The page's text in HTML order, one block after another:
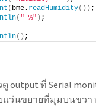
( bme. readHumidity()) ;
( " %" ) ;
() ;
output ที่ Serial
แว่นขยายที่มุมบนขวา